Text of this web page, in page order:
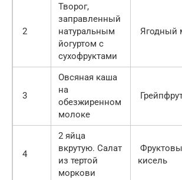
2
Творог,
заправленный
натуральным
йогуртом с
сухофруктами
Ягодный
3
Овсяная каша
на
обезжиренном
молоке
4
2 яйца
вкрутую. Салат
из тертой
моркови
кисель